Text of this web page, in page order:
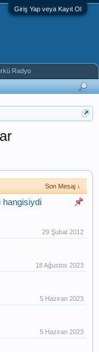
Giriş Yap veya Kayıt Ol
Son Mesaj ↓
hangisiydi
29 Şubat 2012
18 Ağustos 2023
5 Haziran 2023
5 Haziran 2023
Radyo